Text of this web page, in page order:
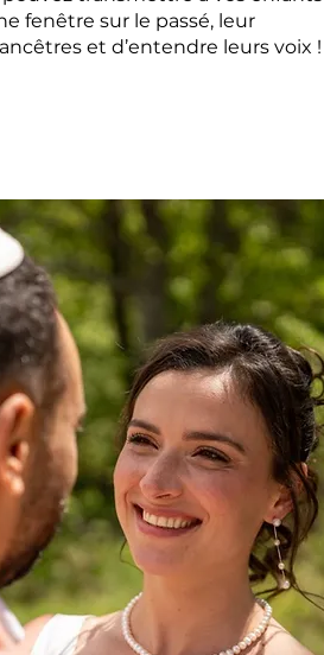
fenêtre sur le passé, leur
et d’entendre leurs voix !